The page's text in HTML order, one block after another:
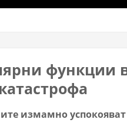
функции
измамно